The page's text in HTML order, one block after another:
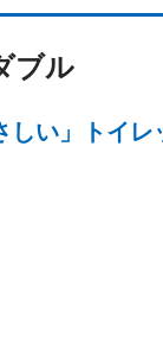
ブル
い」トイレ